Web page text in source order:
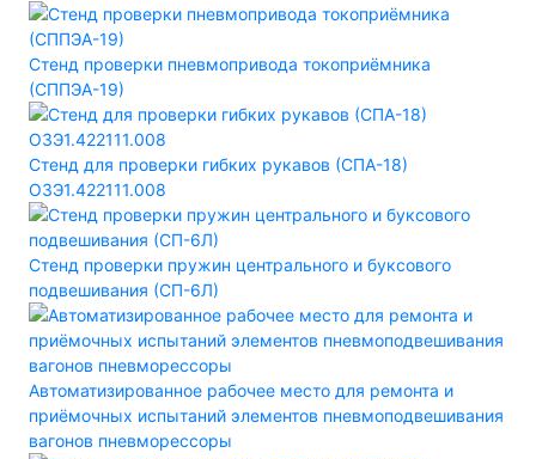
Стенд проверки пневмопривода токоприёмника
(СППЭА-19)
Стенд для проверки гибких рукавов (СПА-18)
ОЗЭ1.422111.008
Стенд проверки пружин центрального и буксового
подвешивания (СП-6Л)
Автоматизированное рабочее место для ремонта и
приёмочных испытаний элементов пневмоподвешивания
вагонов пневморессоры